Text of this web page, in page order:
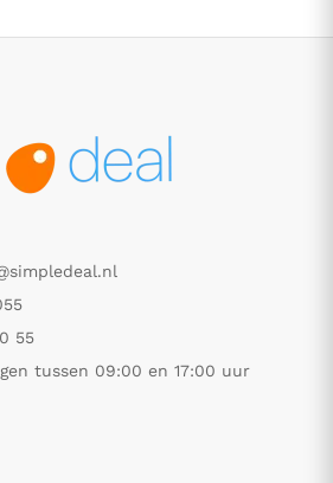
55
tussen 09:00 en 17:00 uur